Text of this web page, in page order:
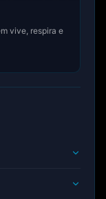
vive, respira e